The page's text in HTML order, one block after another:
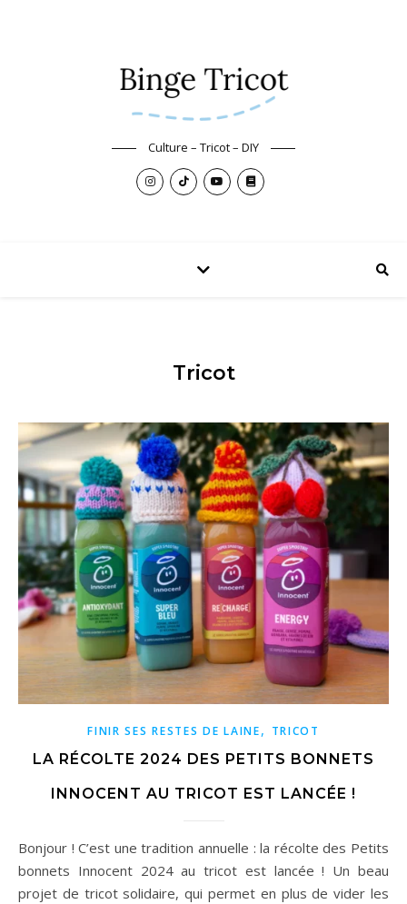
Culture – Tricot – DIY
Tricot
FINIR SES RESTES DE LAINE, TRICOT
LA RÉCOLTE 2024 DES PETITS BONNETS
INNOCENT AU TRICOT EST LANCÉE !
Bonjour ! C’est une tradition annuelle : la récolte des Petits
bonnets Innocent 2024 au tricot est lancée ! Un beau
projet de tricot solidaire, qui permet en plus de vider les